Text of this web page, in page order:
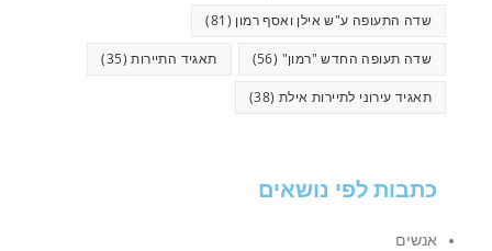
שדה התעופה ע"ש אילן ואסף רמון (81)
שדה תעופה החדש "רמון" (56) תאגיד התיירות(35)
תאגיד עירוני לתיירות אילת (38)
כתבות לפי נושאים
אנשים